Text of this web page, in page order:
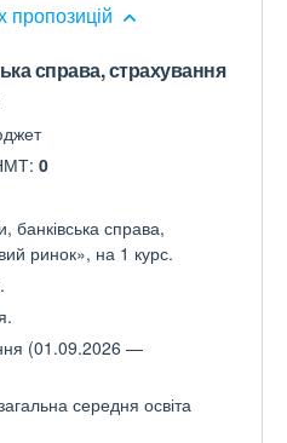
пропозицій
справа, страхування
0
банківська справа,
ринок», на 1 курс.
(01.09.2026 —
середня освіта